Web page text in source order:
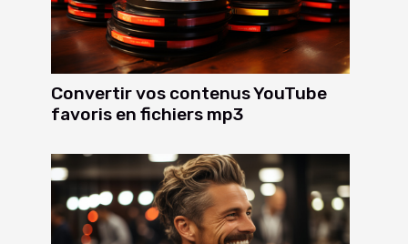
Convertir vos contenus YouTube
favoris en fichiers mp3